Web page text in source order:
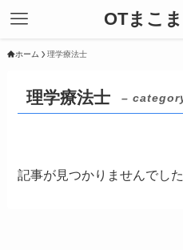
OTまこ
ホーム 理学療法士
理学療法士 –
記事が見つかりませんでした